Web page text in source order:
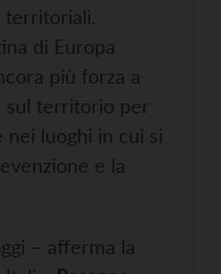
territoriali.
di Europa
più forza a
sul territorio per
nei luoghi in cui si
e la
– afferma la